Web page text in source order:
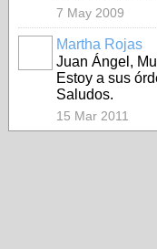
7 May 2009
Martha Rojas
Juan Ángel,
Estoy a sus
Saludos.
15 Mar 2011